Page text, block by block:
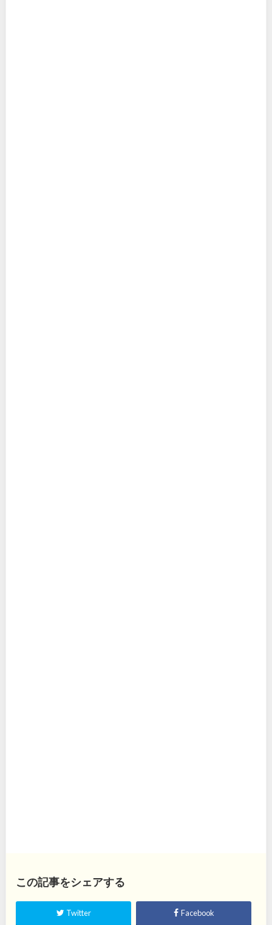
この記事をシェアする
Twitter Facebook